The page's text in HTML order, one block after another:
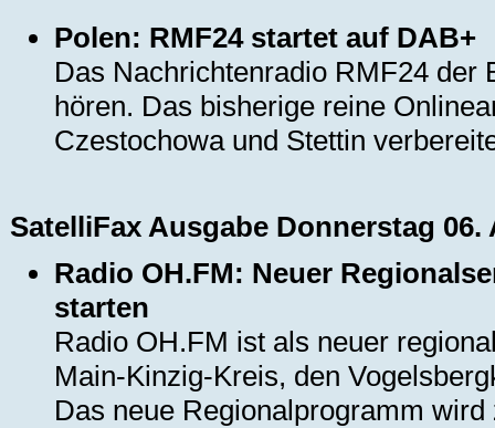
Polen: RMF24 startet auf DAB+
Das Nachrichtenradio RMF24 der
hören. Das bisherige reine
Czestochowa und Stettin
SatelliFax Ausgabe Donnerstag 06.
Radio OH.FM: Neuer
starten
Radio OH.FM ist als neuer
Main-Kinzig-Kreis, den
Das neue Regionalprogramm